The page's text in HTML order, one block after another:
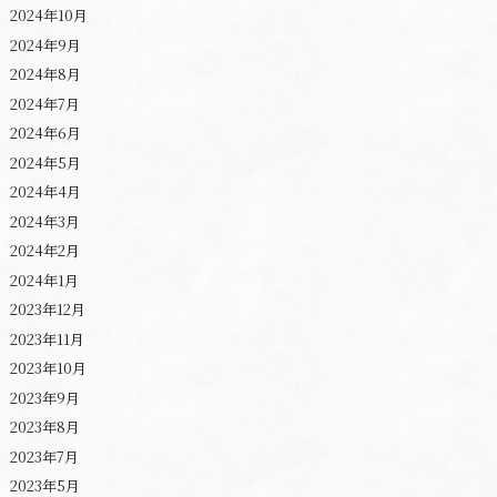
2024年10月
2024年9月
2024年8月
2024年7月
2024年6月
2024年5月
2024年4月
2024年3月
2024年2月
2024年1月
2023年12月
2023年11月
2023年10月
2023年9月
2023年8月
2023年7月
2023年5月